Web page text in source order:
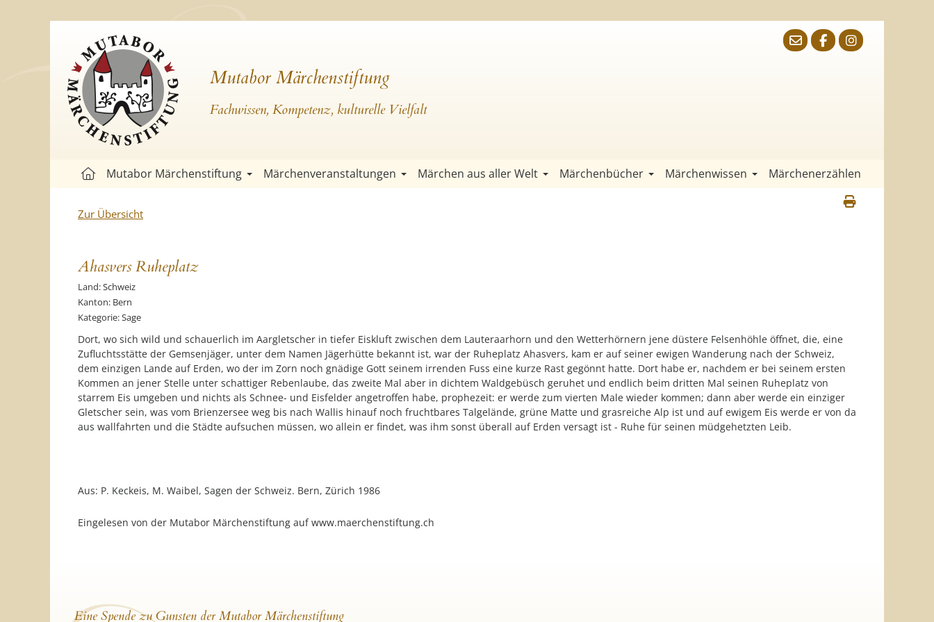
Mutabor Märchenstiftung
Fachwissen, Kompetenz, kulturelle Vielfalt
Mutabor Märchenstiftung Märchenveranstaltungen Märchen aus aller Welt Märchenbücher Märchenwissen Märchenerzählen
Zur Übersicht
Ahasvers Ruheplatz
Land: Schweiz
Kanton: Bern
Kategorie: Sage
Dort, wo sich wild und schauerlich im Aargletscher in tiefer Eiskluft zwischen dem Lauteraarhorn und den Wetterhörnern jene düstere Felsenhöhle öffnet, die, eine
Zufluchtsstätte der Gemsenjäger, unter dem Namen Jägerhütte bekannt ist, war der Ruheplatz Ahasvers, kam ‏er auf seiner ewigen Wanderung nach der Schweiz,
dem einzigen Lande auf Erden, wo der im Zorn noch gnädige Gott seinem irrenden Fuss eine kurze Rast gegönnt hatte. Dort habe er, nachdem er bei seinem ersten
Kommen an jener Stelle unter schattiger Rebenlaube, das zweite Mal aber in dichtem Waldgebüsch geruhet und endlich beim dritten Mal seinen Ruheplatz von
starrem Eis umgeben und nichts als Schnee- und Eisfelder angetroffen habe, prophezeit: er werde zum vierten Male wieder kommen; dann aber werde ein einziger
Gletscher sein, was vom Brienzersee weg bis nach Wallis hinauf noch fruchtbares Talgelände, grüne Matte und grasreiche Alp ist und auf ewigem Eis werde er von da
aus wallfahrten und die Städte aufsuchen müssen, wo allein er findet, was ihm sonst überall auf Erden versagt ist - Ruhe für seinen müdgehetzten Leib.
Aus: P. Keckeis, M. Waibel, Sagen der Schweiz. Bern, Zürich 1986
Eingelesen von der Mutabor Märchenstiftung auf www.maerchenstiftung.ch
Eine Spende zu Gunsten der Mutabor Märchenstiftung